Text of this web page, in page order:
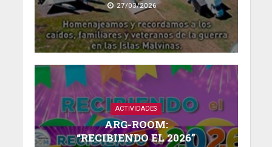
27/03/2026
ACTIVIDADES
ARG-ROOM:
“RECIBIENDO EL 2026”